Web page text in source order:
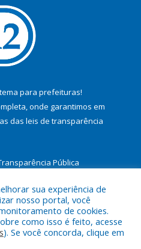
para prefeituras!
onde garantimos em
das leis de transparência
Pública
a Prefeitura Municipal de
do Arari.
sua experiência de
nosso portal, você
de cookies.
como isso é feito, acesse
). Se você concorda, clique em